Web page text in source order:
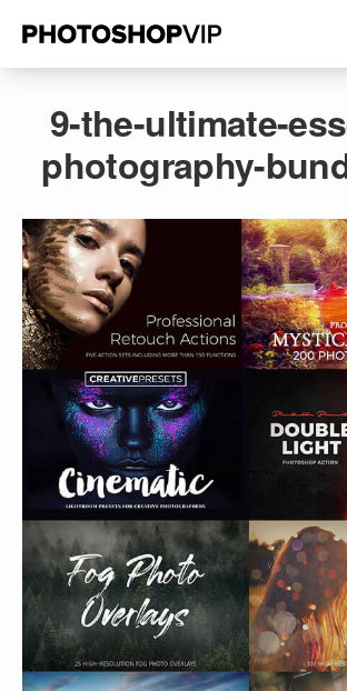
9-the-ultimate-
photography-